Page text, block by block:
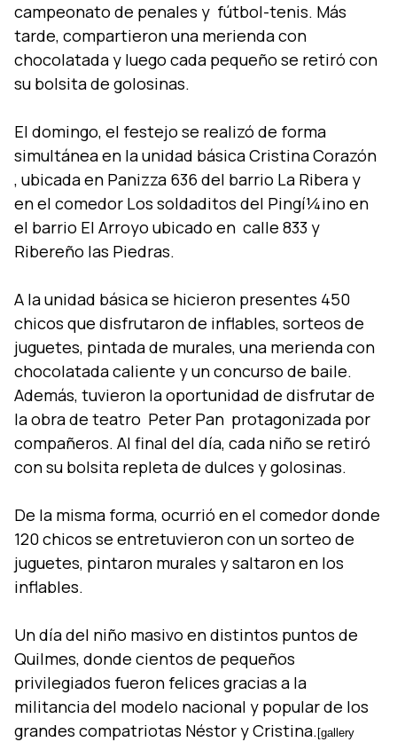
campeonato de penales y fútbol-tenis. Más
tarde, compartieron una merienda con
chocolatada y luego cada pequeño se retiró con
su bolsita de golosinas.
El domingo, el festejo se realizó de forma
simultánea en la unidad básica Cristina Corazón
, ubicada en Panizza 636 del barrio La Ribera y
en el comedor Los soldaditos del Pingí¼ino en
el barrio El Arroyo ubicado en calle 833 y
Ribereño las Piedras.
A la unidad básica se hicieron presentes 450
chicos que disfrutaron de inflables, sorteos de
juguetes, pintada de murales, una merienda con
chocolatada caliente y un concurso de baile.
Además, tuvieron la oportunidad de disfrutar de
la obra de teatro Peter Pan protagonizada por
compañeros. Al final del dí­a, cada niño se retiró
con su bolsita repleta de dulces y golosinas.
De la misma forma, ocurrió en el comedor donde
120 chicos se entretuvieron con un sorteo de
juguetes, pintaron murales y saltaron en los
inflables.
Un dí­a del niño masivo en distintos puntos de
Quilmes, donde cientos de pequeños
privilegiados fueron felices gracias a la
militancia del modelo nacional y popular de los
grandes compatriotas Néstor y Cristina. [gallery